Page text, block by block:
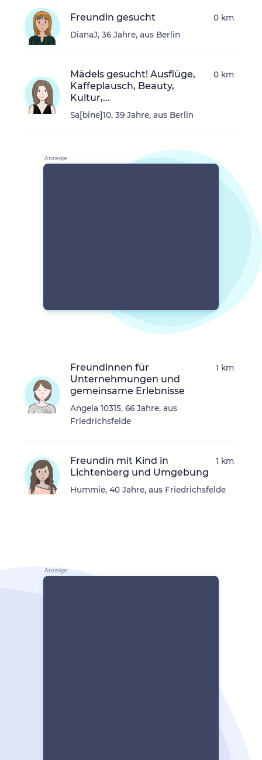
Freundin gesucht
DianaJ, 36 Jahre, aus Berlin
0 km
Mädels gesucht! Ausflüge,
Kaffeplausch, Beauty,
Kultur,...
Sa[bine]10, 39 Jahre, aus Berlin
0 km
Freundinnen für
Unternehmungen und
gemeinsame Erlebnisse
Angela 10315, 66 Jahre, aus
Friedrichsfelde
1 km
Freundin mit Kind in
Lichtenberg und Umgebung
Hummie, 40 Jahre, aus Friedrichsfelde
1 km